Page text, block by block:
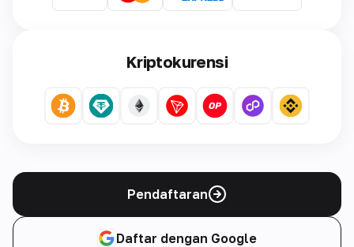
Kriptokurensi
Pendaftaran
Daftar dengan Google